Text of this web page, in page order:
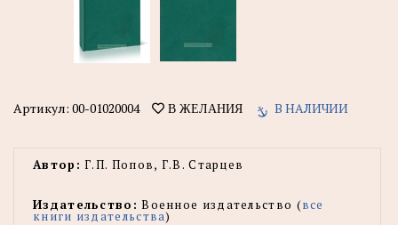
Артикул: 00-01020004 В ЖЕЛАНИЯ В НАЛИЧИИ
Автор: Г.П. Попов, Г.В. Старцев
Издательство: Военное издательство (все
книги издательства)